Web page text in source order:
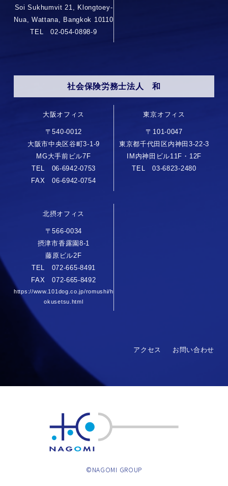
Soi Sukhumvit 21, Klongtoey-
Nua, Wattana, Bangkok 10110
TEL 02-054-0898-9
社会保険労務士法人 和
大阪オフィス
〒540-0012
大阪市中央区谷町3-1-9
MG大手前ビル7F
TEL 06-6942-0753
FAX 06-6942-0754
東京オフィス
〒101-0047
東京都千代田区内神田3-22-3
IM内神田ビル11F・12F
TEL 03-6823-2480
北摂オフィス
〒566-0034
摂津市香露園8-1
藤原ビル2F
TEL 072-665-8491
FAX 072-665-8492
https://www.101dog.co.jp/romushi/h
okusetsu.html
アクセス お問い合わせ
©NAGOMI GROUP